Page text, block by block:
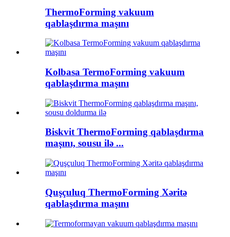
ThermoForming vakuum
qablaşdırma maşını
Kolbasa TermoForming vakuum
qablaşdırma maşını
Biskvit ThermoForming qablaşdırma
maşını, sousu ilə ...
Quşçuluq ThermoForming Xəritə
qablaşdırma maşını